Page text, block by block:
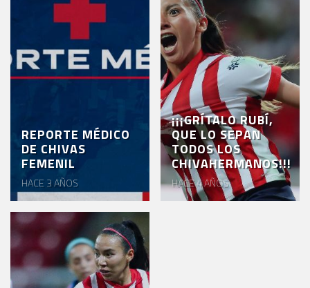
AKRON
TOUR
ESTADIO
AKRON
REPORTE MÉDICO
DE CHIVAS
FEMENIL
HACE 3 AÑOS
¡¡¡GRÍTALO RUBÍ,
QUE LO SEPAN
TODOS LOS
CHIVAHERMANOS!!!
HACE 4 AÑOS